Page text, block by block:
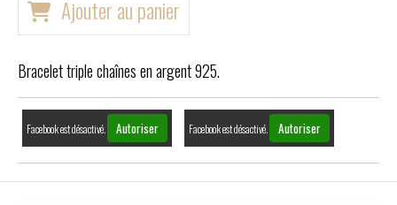
Ajouter au panier
Bracelet triple chaînes en argent 925.
Facebook est désactivé. Autoriser Facebook est désactivé. Autoriser